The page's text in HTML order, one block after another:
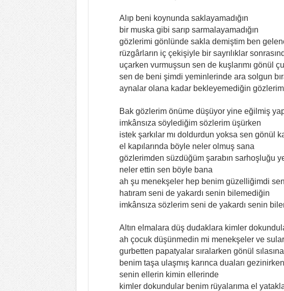
Alıp beni koynunda saklayamadığın
bir muska gibi sarıp sarmalayamadığın
gözlerimi gönlünde sakla demiştim ben
rüzgârların iç çekişiyle bir sayrılıklar
uçarken vurmuşsun sen de kuşlarımı gönül
sen de beni şimdi yeminlerinde ara solgun
aynalar olana kadar bekleyemediğin
Bak gözlerim önüme düşüyor yine eğilmiş
imkânsıza söylediğim sözlerim üşürken
istek şarkılar mı doldurdun yoksa sen gönül
el kapılarında böyle neler olmuş sana
gözlerimden süzdüğüm şarabın sarhoşluğu
neler ettin sen böyle bana
ah şu menekşeler hep benim güzelliğimdi
hatıram seni de yakardı senin bilemediğin
imkânsıza sözlerim seni de yakardı senin
Altın elmalara düş dudaklara kimler
ah çocuk düşünmedin mi menekşeler ve
gurbetten papatyalar sıralarken gönül sılasına
benim taşa ulaşmış karınca duaları
senin ellerin kimin ellerinde
kimler dokundular benim rüyalarıma el